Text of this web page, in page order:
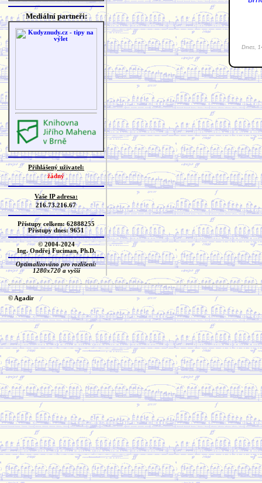
Mediální partneři:
Přihlášený uživatel:
žádný
Vaše IP adresa:
216.73.216.67
Přístupy celkem: 62888255
Přístupy dnes: 9651
© 2004-2024
Ing. Ondřej Fuciman, Ph.D.
Optimalizováno pro rozlišení:
1280x720 a vyšší
© Agadir